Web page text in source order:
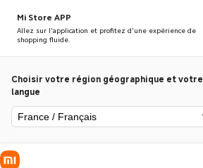
Mi Store APP
Allez sur l'application et profitez d'une expérience de
shopping fluide.
Choisir votre région géographique et votre
langue
France / Français